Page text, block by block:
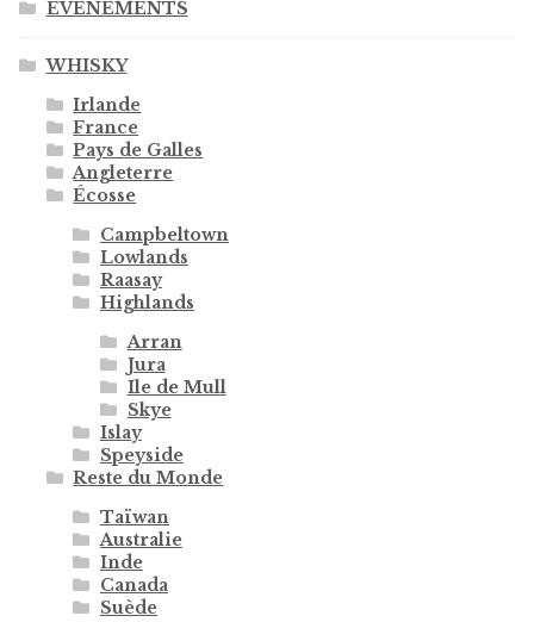
EVENEMENTS
WHISKY
Irlande
France
Pays de Galles
Angleterre
Écosse
Campbeltown
Lowlands
Raasay
Highlands
Arran
Jura
Ile de Mull
Skye
Islay
Speyside
Reste du Monde
Taïwan
Australie
Inde
Canada
Suède